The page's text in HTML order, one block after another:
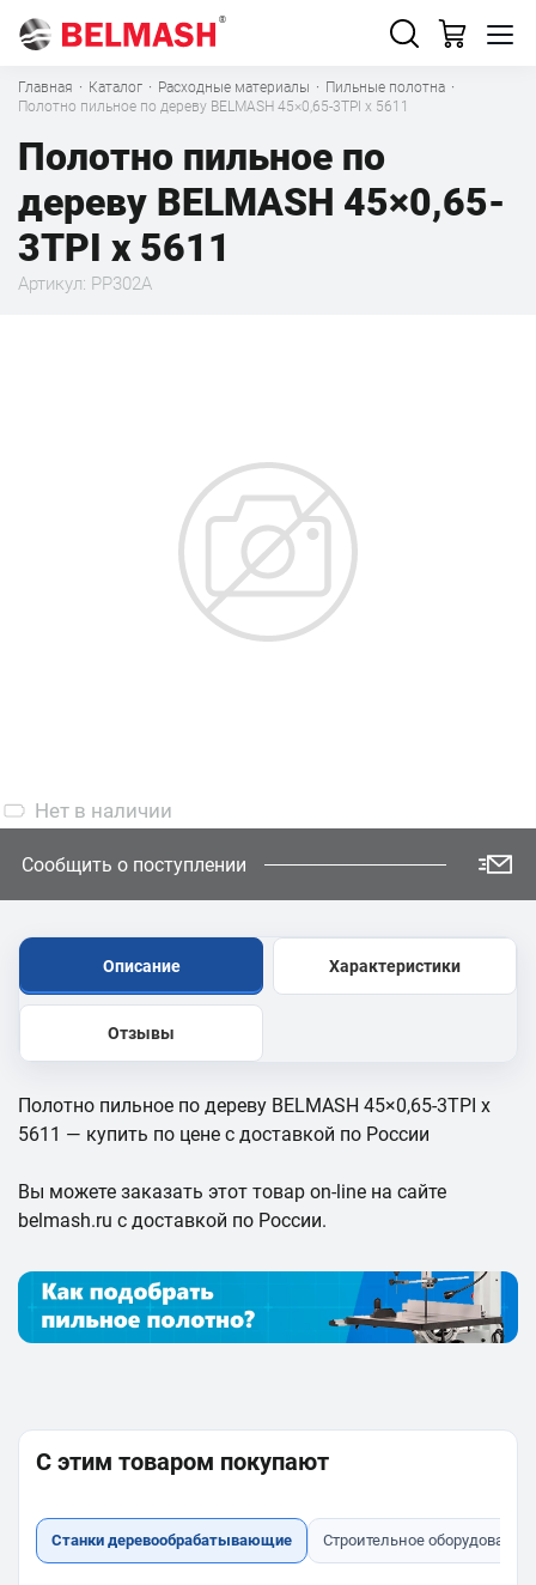
Главная · Каталог · Расходные материалы · Пильные полотна ·
Полотно пильное по дереву BELMASH 45×0,65-3TPI x 5611
Полотно пильное по
дереву BELMASH 45×0,65-
3TPI x 5611
Артикул: PP302A
Нет в наличии
Сообщить о поступлении
Описание Характеристики
Отзывы
Полотно пильное по дереву BELMASH 45×0,65-3TPI x
5611 — купить по цене с доставкой по России
Вы можете заказать этот товар on-line на сайте
belmash.ru с доставкой по России.
С этим товаром покупают
Станки деревообрабатывающие Строительное оборудование